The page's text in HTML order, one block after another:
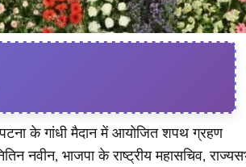
पटना के गांधी मैदान में आयोजित शपथ ग्रहण
नवीन, भाजपा के राष्ट्रीय महासचिव,